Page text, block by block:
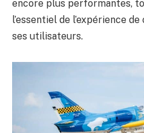
encore plus performantes,
l’essentiel de l’expérience
ses utilisateurs.